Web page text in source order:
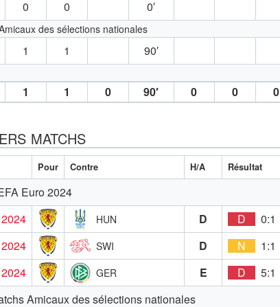
0 0 0′
des sélections nationales
1 1 90′
1 1 0 90′ 0 0 0
MATCHS
Pour Contre H/A Résultat
Euro 2024
HUN D D
0:1
SWI D N
1:1
GER E D
5:1
Amicaux des sélections nationales